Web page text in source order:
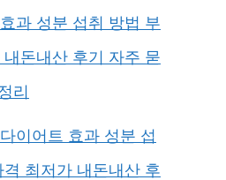
과 성분 섭취 방법 부
돈내산 후기 자주 묻
리
이어트 효과 성분 섭
최저가 내돈내산 후